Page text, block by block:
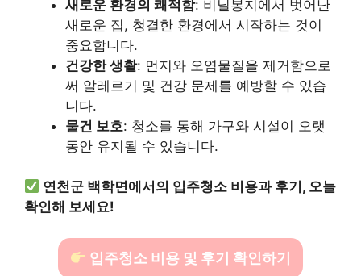
새로운 환경의 쾌적함: 비닐봉지에서 벗어난
새로운 집, 청결한 환경에서 시작하는 것이
중요합니다.
건강한 생활: 먼지와 오염물질을 제거함으로
써 알레르기 및 건강 문제를 예방할 수 있습
니다.
물건 보호: 청소를 통해 가구와 시설이 오랫
동안 유지될 수 있습니다.
연천군 백학면에서의 입주청소 비용과 후기, 오늘
확인해 보세요!
입주청소 비용 및 후기 확인하기